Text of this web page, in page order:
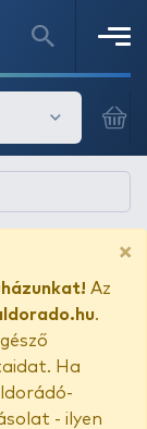
×
Az
.
Ha
- ilyen